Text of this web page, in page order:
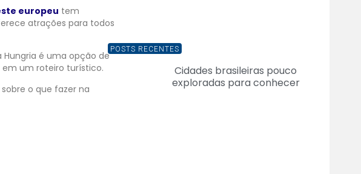
europeu tem
atrações para todos
Hungria é uma opção de
em um roteiro turístico.
o que fazer na
POSTS RECENTES
Cidades brasileiras pouco
exploradas para conhecer